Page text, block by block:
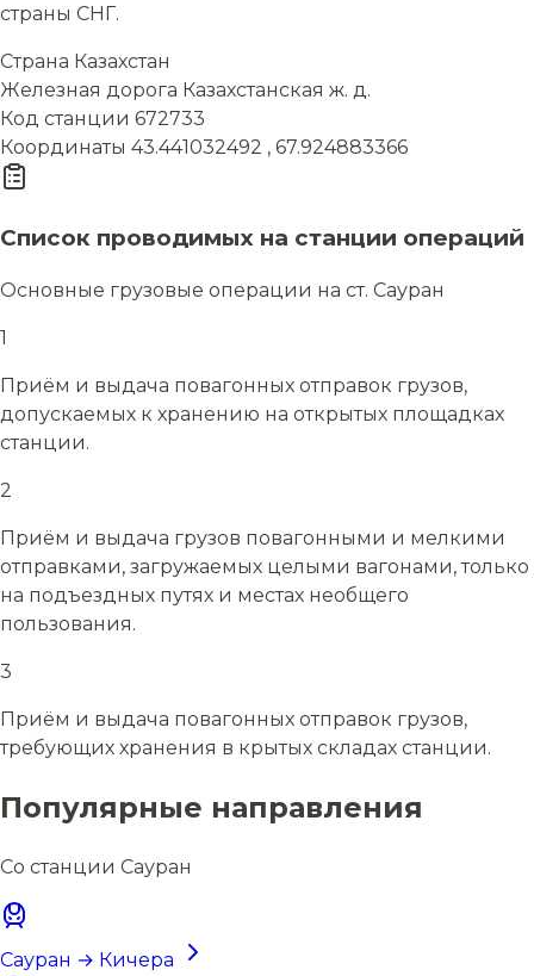
страны СНГ.
Страна Казахстан
Железная дорога Казахстанская ж. д.
Код станции 672733
Координаты 43.441032492 , 67.924883366
Список проводимых на станции операций
Основные грузовые операции на ст. Сауран
1
Приём и выдача повагонных отправок грузов,
допускаемых к хранению на открытых площадках
станции.
2
Приём и выдача грузов повагонными и мелкими
отправками, загружаемых целыми вагонами, только
на подъездных путях и местах необщего
пользования.
3
Приём и выдача повагонных отправок грузов,
требующих хранения в крытых складах станции.
Популярные направления
Со станции Сауран
Сауран → Кичера